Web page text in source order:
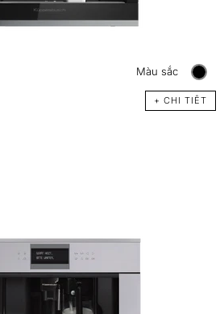
Màu sắc
+ CHI TIÊT